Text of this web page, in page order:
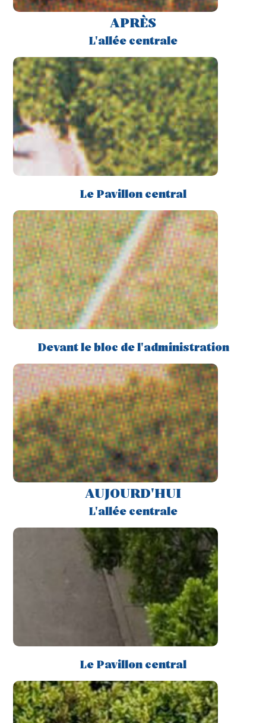
APRÈS
L'allée centrale
Le Pavillon central
Devant le bloc de l'administration
AUJOURD'HUI
L'allée centrale
Le Pavillon central